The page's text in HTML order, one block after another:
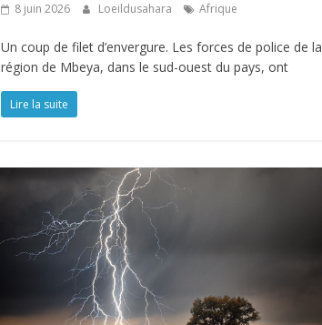
8 juin 2026 Loeildusahara Afrique
Un coup de filet d’envergure. Les forces de police de la
région de Mbeya, dans le sud-ouest du pays, ont
Lire la suite